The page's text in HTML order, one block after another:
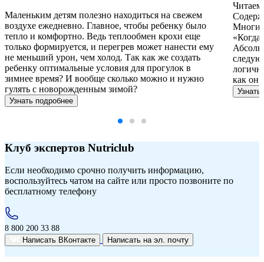
Маленьким детям полезно находиться на свежем
воздухе ежедневно. Главное, чтобы ребенку было
тепло и комфортно. Ведь теплообмен крохи еще
только формируется, и перегрев может нанести ему
не меньший урон, чем холод. Так как же создать
ребенку оптимальные условия для прогулок в
зимнее время? И вообще сколько можно и нужно
гулять с новорожденным зимой?
Узнать подробнее
Читаем
Многие
«Когда
как он
Узнать
Клуб экспертов Nutriclub
Если необходимо срочно получить информацию,
воспользуйтесь чатом на сайте или просто позвоните по
бесплатному телефону
8 800 200 33 88
Написать ВКонтакте
Написать на эл. почту